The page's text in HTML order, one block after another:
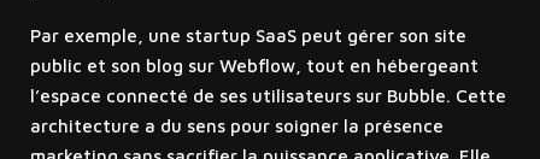
Par exemple, une startup SaaS peut gérer son site
public et son blog sur Webflow, tout en hébergeant
l’espace connecté de ses utilisateurs sur Bubble. Cette
architecture a du sens pour soigner la présence